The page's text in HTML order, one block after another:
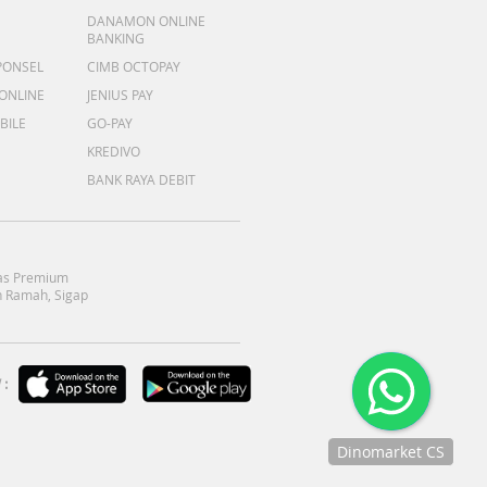
DANAMON ONLINE
BANKING
CIMB OCTOPAY
JENIUS PAY
GO-PAY
KREDIVO
BANK RAYA DEBIT
Premium
Sigap
:
Dinomarket CS